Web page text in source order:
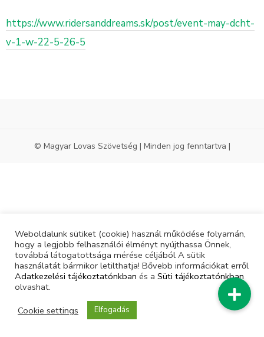
https://www.ridersanddreams.sk/post/event-may-dcht-
v-1-w-22-5-26-5
© Magyar Lovas Szövetség | Minden jog fenntartva |
Weboldalunk sütiket (cookie) használ működése folyamán,
hogy a legjobb felhasználói élményt nyújthassa Önnek,
továbbá látogatottsága mérése céljából A sütik
használatát bármikor letilthatja! Bővebb információkat erről
Adatkezelési tájékoztatónkban és a Süti tájékoztatónkban
olvashat.
Cookie settings
Elfogadás